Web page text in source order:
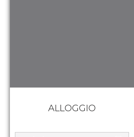
ALLOGGIO